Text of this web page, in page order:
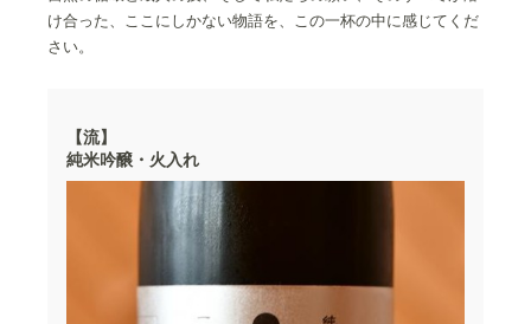
け合った、ここにしかない物語を、この一杯の中に感じてくだ
さい。
【流】
純米吟醸・火入れ